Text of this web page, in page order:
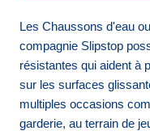
Les Chaussons d'eau
compagnie Slipstop
résistantes qui aident à
sur les surfaces
multiples occasions
garderie, au terrain de